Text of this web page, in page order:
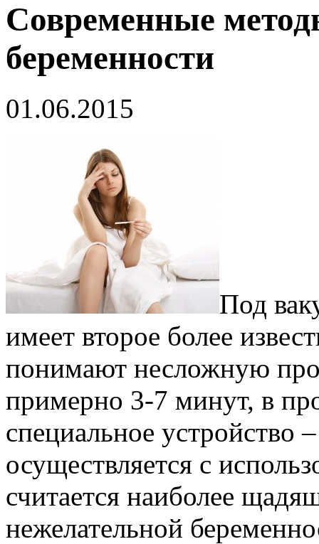
Современные
беременности
01.06.2015
Под
имеет второе более
понимают несложную
примерно 3-7 минут, в
специальное устройство
осуществляется с
считается наиболее
нежелательной